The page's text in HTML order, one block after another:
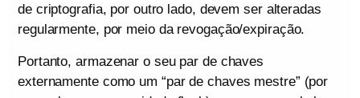
de criptografia, por outro lado, devem ser alteradas
regularmente, por meio da revogação/expiração.
Portanto, armazenar o seu par de chaves
externamente como um “par de chaves mestre” (por